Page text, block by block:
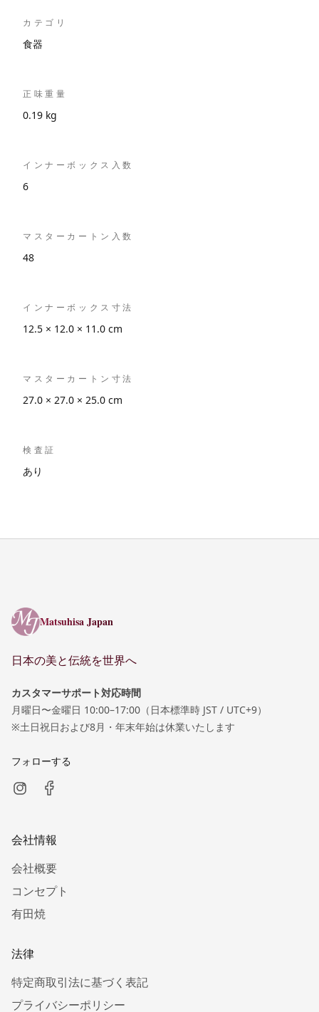
カテゴリ
食器
正味重量
0.19 kg
インナーボックス入数
6
マスターカートン入数
48
インナーボックス寸法
12.5 × 12.0 × 11.0 cm
マスターカートン寸法
27.0 × 27.0 × 25.0 cm
検査証
あり
Matsuhisa Japan
Matsuhisa Japan
日本の美と伝統を世界へ
カスタマーサポート対応時間
月曜日〜金曜日 10:00–17:00（日本標準時 JST / UTC+9）
※土日祝日および8月・年末年始は休業いたします
フォローする
会社情報
会社概要
コンセプト
有田焼
法律
特定商取引法に基づく表記
プライバシーポリシー